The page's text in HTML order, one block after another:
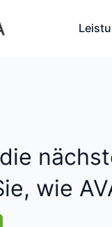
wie